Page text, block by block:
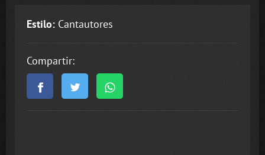
Estilo: Cantautores
Compartir: